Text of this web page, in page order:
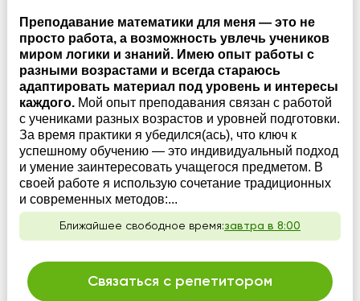
Преподавание математики для меня — это не
просто работа, а возможность увлечь учеников
миром логики и знаний. Имею опыт работы с
разными возрастами и всегда стараюсь
адаптировать материал под уровень и интересы
каждого. Мой опыт преподавания связан с работой
с учениками разных возрастов и уровней подготовки.
За время практики я убедился(ась), что ключ к
успешному обучению — это индивидуальный подход
и умение заинтересовать учащегося предметом. В
своей работе я использую сочетание традиционных
и современных методов:...
Ближайшее свободное время:завтра в 8:00
Связаться с репетитором